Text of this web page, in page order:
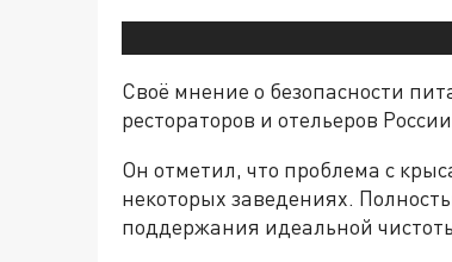
Своё мнение о безопасности
рестораторов и отельеров
Он отметил, что проблема с
некоторых заведениях.
поддержания идеальной